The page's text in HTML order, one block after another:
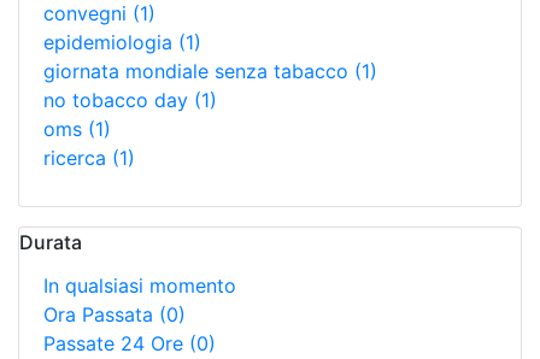
convegni (1)
epidemiologia (1)
giornata mondiale senza tabacco (1)
no tobacco day (1)
oms (1)
ricerca (1)
Durata
In qualsiasi momento
Ora Passata (0)
Passate 24 Ore (0)